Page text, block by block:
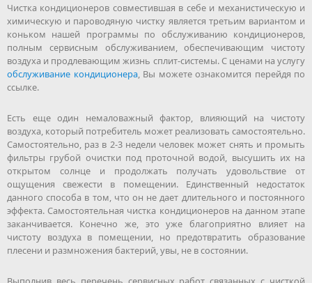
Чистка кондиционеров совместившая в себе и механистическую и
химическую и пароводяную чистку является третьим вариантом и
коньком нашей программы по обслуживанию кондиционеров,
полным сервисным обслуживанием, обеспечивающим чистоту
воздуха и продлевающим жизнь сплит-системы. С ценами на услугу
обслуживание кондиционера, Вы можете ознакомится перейдя по
ссылке.
Есть еще один немаловажный фактор, влияющий на чистоту
воздуха, который потребитель может реализовать самостоятельно.
Самостоятельно, раз в 2-3 недели человек может снять и промыть
фильтры грубой очистки под проточной водой, высушить их на
открытом солнце и продолжать получать удовольствие от
ощущения свежести в помещении. Единственный недостаток
данного способа в том, что он не дает длительного и постоянного
эффекта. Самостоятельная чистка кондиционеров на данном этапе
заканчивается. Конечно же, это уже благоприятно влияет на
чистоту воздуха в помещении, но предотвратить образование
плесени и размножения бактерий, увы, не в состоянии.